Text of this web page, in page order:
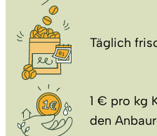
Täglich
1 € pro kg
den